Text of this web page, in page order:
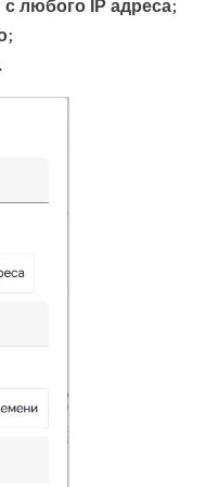
с любого IP адреса;
;